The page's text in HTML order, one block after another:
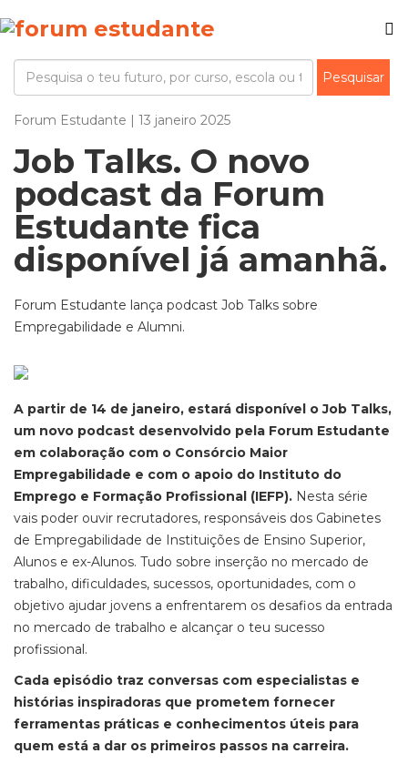
Forum Estudante | 13 janeiro 2025
Job Talks. O novo
podcast da Forum
Estudante fica
disponível já amanhã.
Forum Estudante lança podcast Job Talks sobre
Empregabilidade e Alumni.
A partir de 14 de janeiro, estará disponível o Job Talks,
um novo podcast desenvolvido pela Forum Estudante
em colaboração com o Consórcio Maior
Empregabilidade e com o apoio do Instituto do
Emprego e Formação Profissional (IEFP). Nesta série
vais poder ouvir recrutadores, responsáveis dos Gabinetes
de Empregabilidade de Instituições de Ensino Superior,
Alunos e ex-Alunos. Tudo sobre inserção no mercado de
trabalho, dificuldades, sucessos, oportunidades, com o
objetivo ajudar jovens a enfrentarem os desafios da entrada
no mercado de trabalho e alcançar o teu sucesso
profissional.
Cada episódio traz conversas com especialistas e
histórias inspiradoras que prometem fornecer
ferramentas práticas e conhecimentos úteis para
quem está a dar os primeiros passos na carreira.